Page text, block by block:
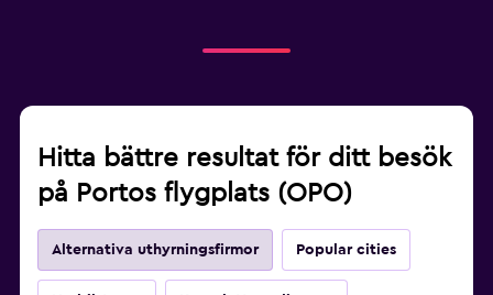
Hitta bättre resultat för ditt besök
på Portos flygplats (OPO)
Alternativa uthyrningsfirmor Popular cities